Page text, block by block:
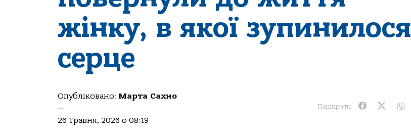
жінку, в якої зупинилося
серце
Опубліковано: Марта Сахно
—
26 Травня, 2026 о 08:19
Поширити: